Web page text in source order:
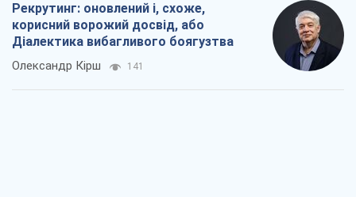
Рекрутинг: оновлений і, схоже,
корисний ворожий досвід, або
Діалектика вибагливого боягузтва
Олександр Кірш 141